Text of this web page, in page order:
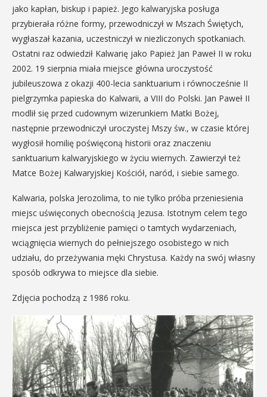
jako kapłan, biskup i papież. Jego kalwaryjska posługa
przybierała różne formy, przewodniczył w Mszach Świętych,
wygłaszał kazania, uczestniczył w niezliczonych spotkaniach.
Ostatni raz odwiedził Kalwarię jako Papież Jan Paweł II w roku
2002. 19 sierpnia miała miejsce główna uroczystość
jubileuszowa z okazji 400-lecia sanktuarium i równocześnie II
pielgrzymka papieska do Kalwarii, a VIII do Polski. Jan Paweł II
modlił się przed cudownym wizerunkiem Matki Bożej,
następnie przewodniczył uroczystej Mszy św., w czasie której
wygłosił homilię poświęconą historii oraz znaczeniu
sanktuarium kalwaryjskiego w życiu wiernych. Zawierzył też
Matce Bożej Kalwaryjskiej Kościół, naród, i siebie samego.
Kalwaria, polska Jerozolima, to nie tylko próba przeniesienia
miejsc uświęconych obecnością Jezusa. Istotnym celem tego
miejsca jest przybliżenie pamięci o tamtych wydarzeniach,
wciągnięcia wiernych do pełniejszego osobistego w nich
udziału, do przeżywania męki Chrystusa. Każdy na swój własny
sposób odkrywa to miejsce dla siebie.
Zdjęcia pochodzą z 1986 roku.